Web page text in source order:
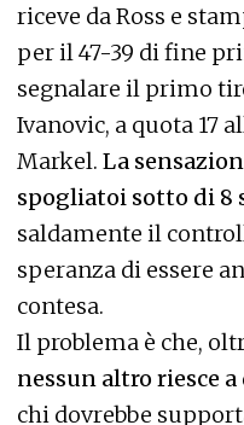
riceve da Ross e
per il 47-39 di fine
segnalare il primo
Ivanovic, a quota 17
Markel. La
spogliatoi sotto di 8
saldamente il
speranza di essere
contesa.
Il problema è che,
nessun altro riesce
chi dovrebbe